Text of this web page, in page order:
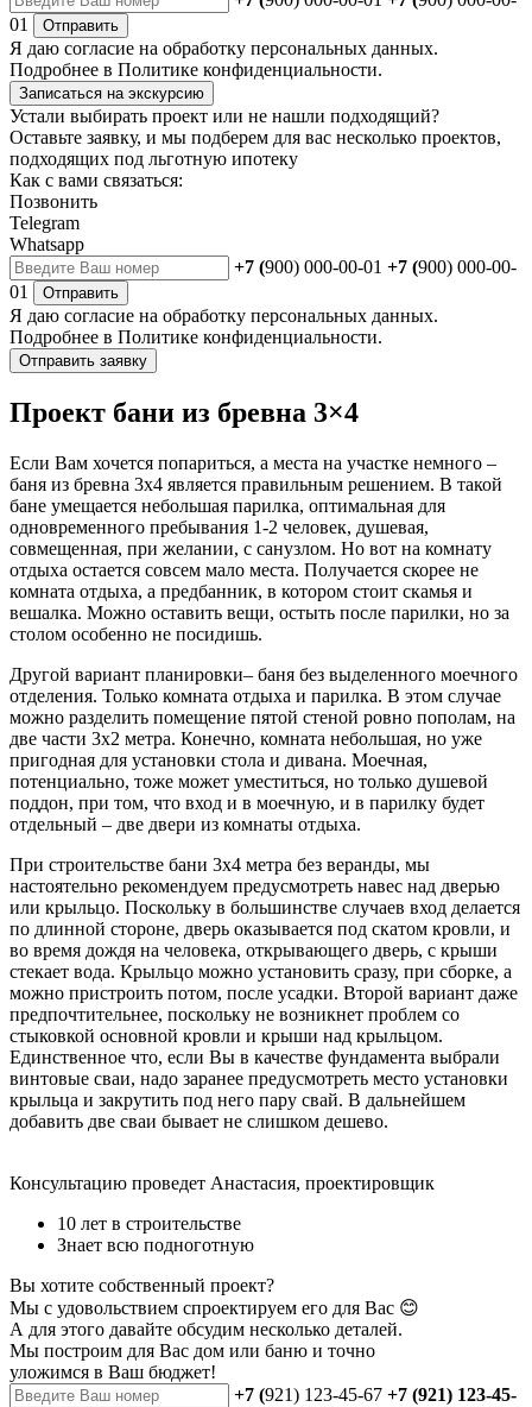
01
Отправить
Я даю согласие на обработку персональных данных.
Подробнее в Политике конфиденциальности.
Записаться на экскурсию
Устали выбирать проект или не нашли подходящий?
Оставьте заявку, и мы подберем для вас несколько проектов,
подходящих под льготную ипотеку
Как с вами связаться:
Позвонить
Telegram
Whatsapp
+7 (900) 000-00-01 +7 (900) 000-00-
01
Отправить
Я даю согласие на обработку персональных данных.
Подробнее в Политике конфиденциальности.
Отправить заявку
Проект бани из бревна 3×4
Если Вам хочется попариться, а места на участке немного –
баня из бревна 3х4 является правильным решением. В такой
бане умещается небольшая парилка, оптимальная для
одновременного пребывания 1-2 человек, душевая,
совмещенная, при желании, с санузлом. Но вот на комнату
отдыха остается совсем мало места. Получается скорее не
комната отдыха, а предбанник, в котором стоит скамья и
вешалка. Можно оставить вещи, остыть после парилки, но за
столом особенно не посидишь.
Другой вариант планировки– баня без выделенного моечного
отделения. Только комната отдыха и парилка. В этом случае
можно разделить помещение пятой стеной ровно пополам, на
две части 3х2 метра. Конечно, комната небольшая, но уже
пригодная для установки стола и дивана. Моечная,
потенциально, тоже может уместиться, но только душевой
поддон, при том, что вход и в моечную, и в парилку будет
отдельный – две двери из комнаты отдыха.
При строительстве бани 3х4 метра без веранды, мы
настоятельно рекомендуем предусмотреть навес над дверью
или крыльцо. Поскольку в большинстве случаев вход делается
по длинной стороне, дверь оказывается под скатом кровли, и
во время дождя на человека, открывающего дверь, с крыши
стекает вода. Крыльцо можно установить сразу, при сборке, а
можно пристроить потом, после усадки. Второй вариант даже
предпочтительнее, поскольку не возникнет проблем со
стыковкой основной кровли и крыши над крыльцом.
Единственное что, если Вы в качестве фундамента выбрали
винтовые сваи, надо заранее предусмотреть место установки
крыльца и закрутить под него пару свай. В дальнейшем
добавить две сваи бывает не слишком дешево.
Консультацию проведет Анастасия, проектировщик
10 лет в строительстве
Знает всю подноготную
Вы хотите собственный проект?
Мы с удовольствием спроектируем его для Вас 😊
А для этого давайте обсудим несколько деталей.
Мы построим для Вас дом или баню и точно
уложимся в Ваш бюджет!
+7 (921) 123-45-67 +7 (921) 123-45-